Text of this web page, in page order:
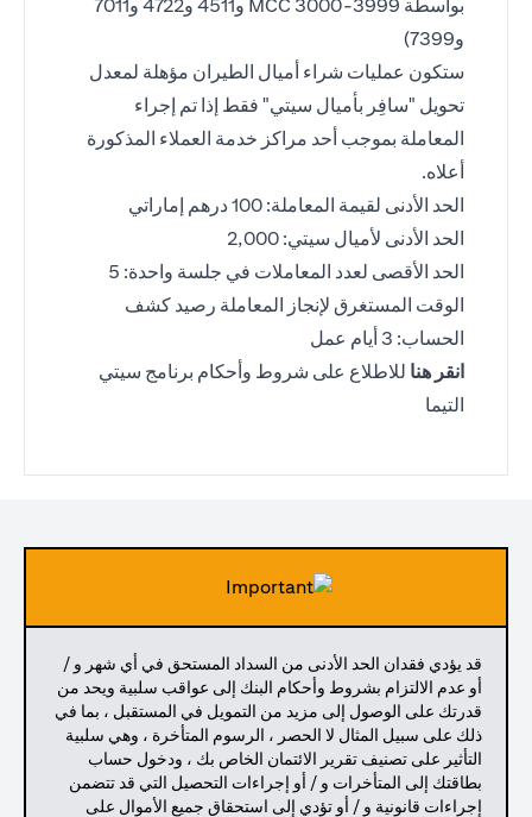
بواسطة MCC 3000-3999 و4511 و4722 و7011
و7399)
ستكون عمليات شراء أميال الطيران مؤهلة لمعدل
تحويل "سافِر بأميال سيتي" فقط إذا تم إجراء
المعاملة بموجب أحد مراكز خدمة العملاء المذكورة
أعلاه.
الحد الأدنى لقيمة المعاملة: 100 درهم إماراتي
الحد الأدنى لأميال سيتي: 2,000
الحد الأقصى لعدد المعاملات في جلسة واحدة: 5
الوقت المستغرق لإنجاز المعاملة رصيد كشف
الحساب: 3 أيام عمل
انقر هنا opens in a new tab
للاطلاع على شروط وأحكام برنامج سيتي
التيما
قد يؤدي فقدان الحد الأدنى من السداد المستحق في أي شهر و /
أو عدم الالتزام بشروط وأحكام البنك إلى عواقب سلبية ويحد من
قدرتك على الوصول إلى مزيد من التمويل في المستقبل ، بما في
ذلك على سبيل المثال لا الحصر ، الرسوم المتأخرة ، وهي سلبية
التأثير على تصنيف تقرير الائتمان الخاص بك ، ودخول حساب
بطاقتك إلى المتأخرات و / أو إجراءات التحصيل التي قد تتضمن
إجراءات قانونية و / أو تؤدي إلى استحقاق جميع الأموال على